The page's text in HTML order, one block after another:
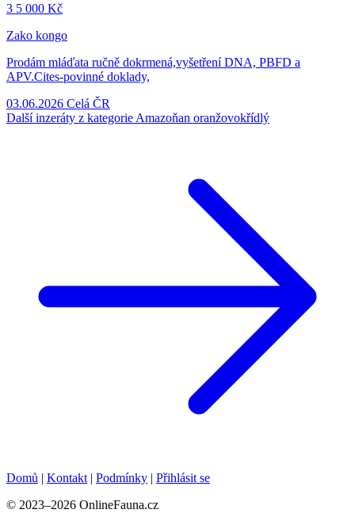
3 5 000 Kč
Zako kongo
Prodám mláďata ručně dokrmená,vyšetření DNA, PBFD a
APV.Cites-povinné doklady,
03.06.2026 Celá ČR
Další inzeráty z kategorie Amazoňan oranžovokřídlý
Domů | Kontakt | Podmínky | Přihlásit se
© 2023–2026 OnlineFauna.cz